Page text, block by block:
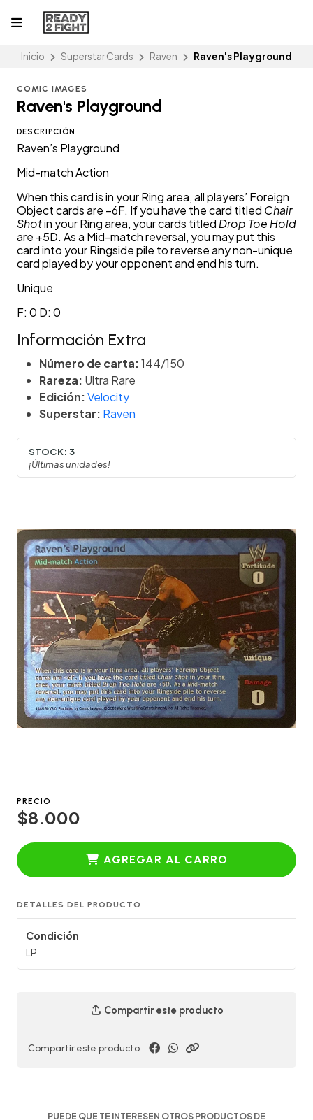
Inicio Superstar Cards Raven Raven's Playground
COMIC IMAGES
Raven's Playground
DESCRIPCIÓN
Raven’s Playground
Mid-match Action
When this card is in your Ring area, all players’ Foreign
Object cards are –6F. If you have the card titled Chair
Shotin your Ring area, your cards titled Drop Toe Hold
are +5D. As a Mid-match reversal, you may put this
card into your Ringside pile to reverse any non-unique
card played by your opponent and end his turn.
Unique
F: 0 D: 0
Información Extra
Número de carta:144/150
Rareza: Ultra Rare
Edición:Velocity
Superstar: Raven
STOCK: 3
¡Últimas unidades!
PRECIO
$8.000
AGREGAR AL CARRO
DETALLES DEL PRODUCTO
Condición
LP
Compartir este producto
Compartir este producto
PUEDE QUE TE INTERESEN OTROS PRODUCTOS DE